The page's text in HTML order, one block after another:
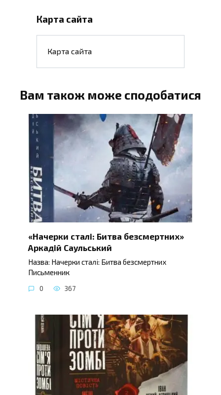
Карта сайта
Карта сайта
Вам також може сподобатися
«Начерки сталі: Битва безсмертних»
Аркадій Саульський
Назва: Начерки сталі: Битва безсмертних
Письменник
0 367